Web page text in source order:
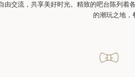
由交流，共享美好时光。精致的吧台陈列
的潮玩之地，